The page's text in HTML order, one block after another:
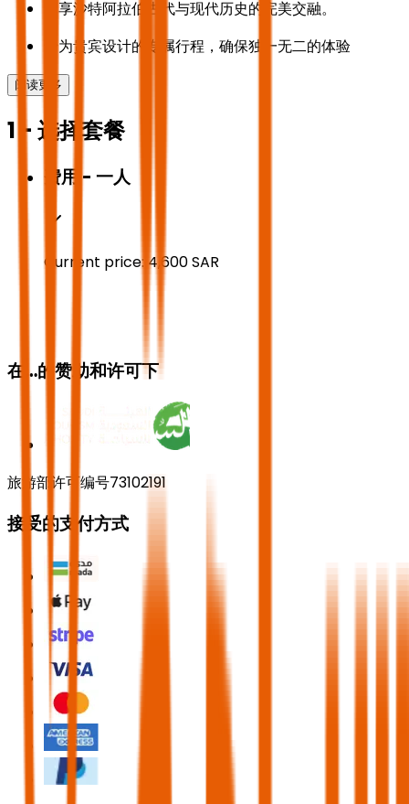
尽享沙特阿拉伯古代与现代历史的完美交融。
专为贵宾设计的专属行程，确保独一无二的体验
阅读更多
1 - 选择套餐
费用 - 一人
Current price: 4,600SAR
在…的赞助和许可下
旅游部许可编号73102191
接受的支付方式